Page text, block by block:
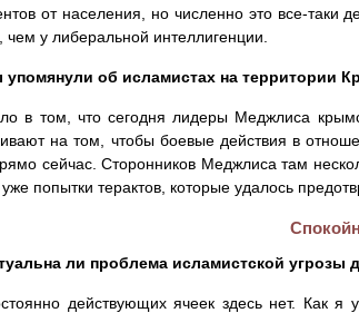
от населения, но численно это все-таки
у либеральной интеллигенции.
об исламистах на территории
в том, что сегодня лидеры Меджлиса
на том, чтобы боевые действия в
сейчас. Сторонников Меджлиса там
попытки терактов, которые удалось
ли проблема исламистской угрозы
действующих ячеек здесь нет. Как я